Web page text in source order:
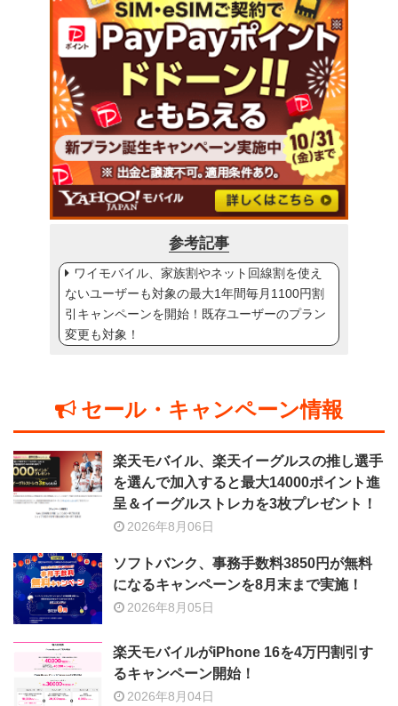
参考記事
ワイモバイル、家族割やネット回線割を使え
ないユーザーも対象の最大1年間毎月1100円割
引キャンペーンを開始！既存ユーザーのプラン
変更も対象！
セール・キャンペーン情報
楽天モバイル、楽天イーグルスの推し選手
を選んで加入すると最大14000ポイント進
呈＆イーグルストレカを3枚プレゼント！
2026年8月06日
ソフトバンク、事務手数料3850円が無料
になるキャンペーンを8月末まで実施！
2026年8月05日
楽天モバイルがiPhone 16を4万円割引す
るキャンペーン開始！
2026年8月04日